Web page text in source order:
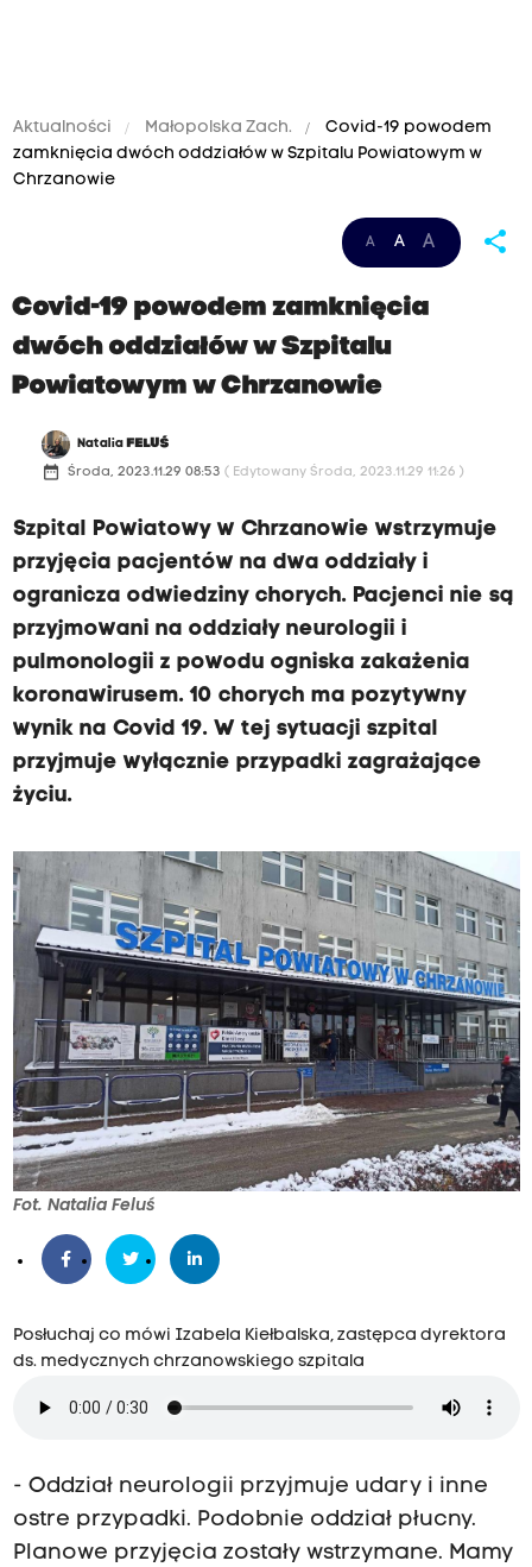
Aktualności Małopolska Zach.
Covid-19 powodem
zamknięcia dwóch oddziałów w Szpitalu Powiatowym w
Chrzanowie
A A A share
Covid-19 powodem zamknięcia
dwóch oddziałów w Szpitalu
Powiatowym w Chrzanowie
Natalia FELUŚ
date_range Środa, 2023.11.29 08:53 ( Edytowany Środa, 2023.11.29 11:26 )
Szpital Powiatowy w Chrzanowie wstrzymuje
przyjęcia pacjentów na dwa oddziały i
ogranicza odwiedziny chorych. Pacjenci nie są
przyjmowani na oddziały neurologii i
pulmonologii z powodu ogniska zakażenia
koronawirusem. 10 chorych ma pozytywny
wynik na Covid 19. W tej sytuacji szpital
przyjmuje wyłącznie przypadki zagrażające
życiu.
Fot. Natalia Feluś
Posłuchaj co mówi Izabela Kiełbalska, zastępca dyrektora
ds. medycznych chrzanowskiego szpitala
- Oddział neurologii przyjmuje udary i inne
ostre przypadki. Podobnie oddział płucny.
Planowe przyjęcia zostały wstrzymane. Mamy